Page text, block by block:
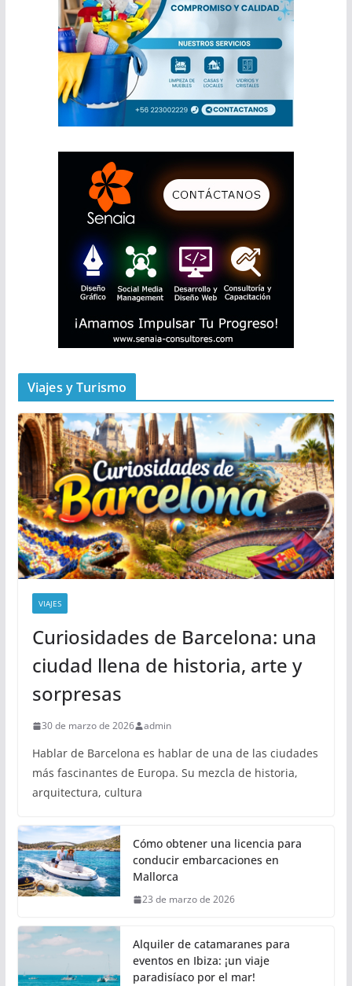
Viajes y Turismo
VIAJES
Curiosidades de Barcelona: una
ciudad llena de historia, arte y
sorpresas
30 de marzo de 2026 admin
Hablar de Barcelona es hablar de una de las ciudades
más fascinantes de Europa. Su mezcla de historia,
arquitectura, cultura
Cómo obtener una licencia para
conducir embarcaciones en
Mallorca
23 de marzo de 2026
Alquiler de catamaranes para
eventos en Ibiza: ¡un viaje
paradisíaco por el mar!